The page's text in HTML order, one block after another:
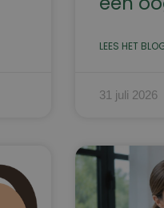
LEES HET
31 juli 2026